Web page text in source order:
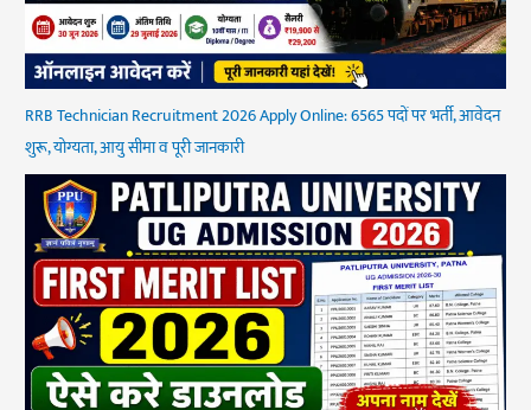
RRB Technician Recruitment 2026 Apply Online: 6565 पदों पर भर्ती, आवेदन
शुरू, योग्यता, आयु सीमा व पूरी जानकारी